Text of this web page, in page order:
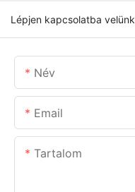
Lépjen kapcsolatba velünk
Név
Email
Tartalom